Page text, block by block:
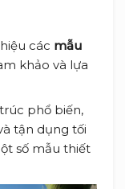
các mẫu
khảo và lựa
phổ biến,
tận dụng tối
số mẫu thiết